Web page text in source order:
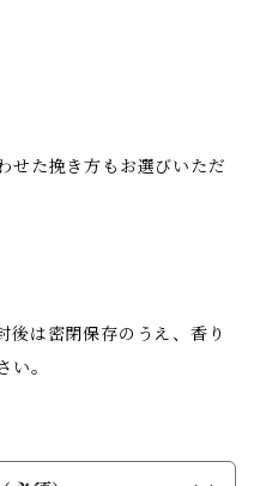
せた挽き方もお選びいただ
後は密閉保存のうえ、香り
。